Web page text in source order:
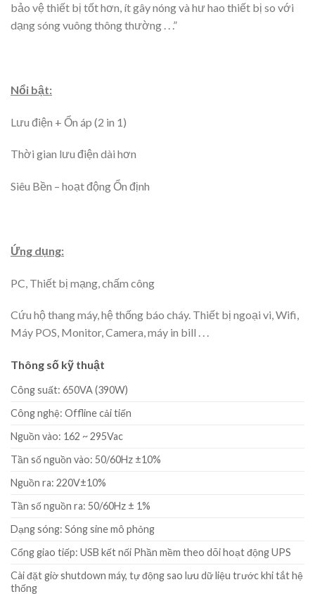
bảo vệ thiết bị tốt hơn, ít gây nóng và hư hao thiết bị so với
dạng sóng vuông thông thường . . .”
Nổi bật:
Lưu điện + Ổn áp (2 in 1)
Thời gian lưu điện dài hơn
Siêu Bền – hoạt động Ổn định
Ứng dụng:
PC, Thiết bị mạng, chấm công
Cứu hộ thang máy, hệ thống báo cháy. Thiết bị ngoại vi, Wifi,
Máy POS, Monitor, Camera, máy in bill . . .
Thông số kỹ thuật
Công suất: 650VA (390W)
Công nghệ: Offline cải tiến
Nguồn vào: 162 ~ 295Vac
Tần số nguồn vào: 50/60Hz ±10%
Nguồn ra: 220V±10%
Tần số nguồn ra: 50/60Hz ± 1%
Dạng sóng: Sóng sine mô phỏng
Cổng giao tiếp: USB kết nối Phần mềm theo dõi hoạt động UPS
Cài đặt giờ shutdown máy, tự động sao lưu dữ liệu trước khi tắt hệ
thống